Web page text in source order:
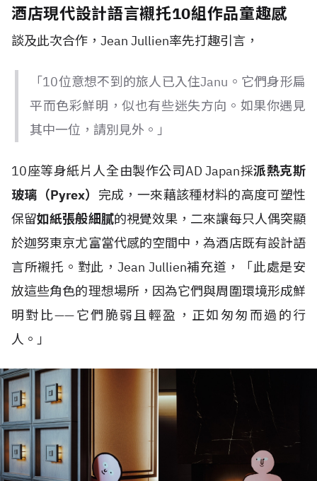
酒店現代設計語言襯托10組作品童趣感
談及此次合作，Jean Jullien率先打趣引言，
「10位意想不到的旅人已入住Janu。它們身形扁
平而色彩鮮明，似也有些迷失方向。如果你遇見
其中一位，請別見外。」
10座等身紙片人全由製作公司AD Japan採派熱克斯
玻璃（Pyrex） 完成，一來藉該種材料的高度可塑性
保留如紙張般細膩的視覺效果，二來讓每只人偶突顯
於迦努東京尤富當代感的空間中，為酒店既有設計語
言所襯托。對此，Jean Jullien補充道，「此處是安
放這些角色的理想場所，因為它們與周圍環境形成鮮
明對比——它們脆弱且輕盈，正如匆匆而過的行
人。」